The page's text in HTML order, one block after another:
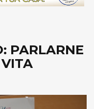
PARLARNE